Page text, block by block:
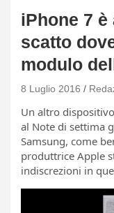
iPhone 7
scatto
modulo
8 Luglio 2016
Un altro
al Note di settima
Samsung, come
produttrice Apple
indiscrezioni in